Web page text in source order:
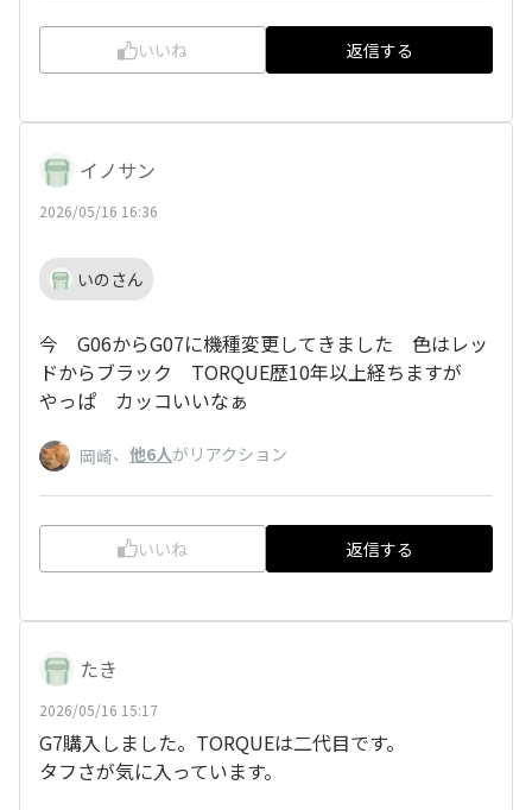
いいね 返信する
イノサン
2026/05/16 16:36
いのさん
今 G06からG07に機種変更してきました 色はレッ
ドからブラック TORQUE歴10年以上経ちますが
やっぱ カッコいいなぁ
岡崎、 他6人がリアクション
いいね 返信する
たき
2026/05/16 15:17
G7購入しました。TORQUEは二代目です。
タフさが気に入っています。